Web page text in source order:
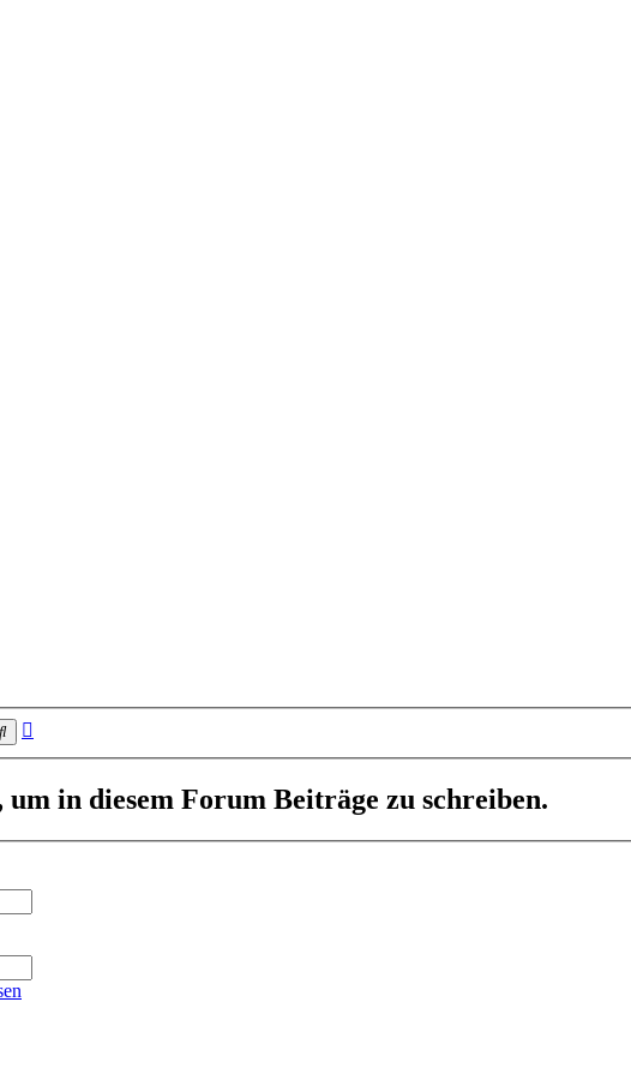
Suche
um in diesem Forum Beiträge zu schreiben.